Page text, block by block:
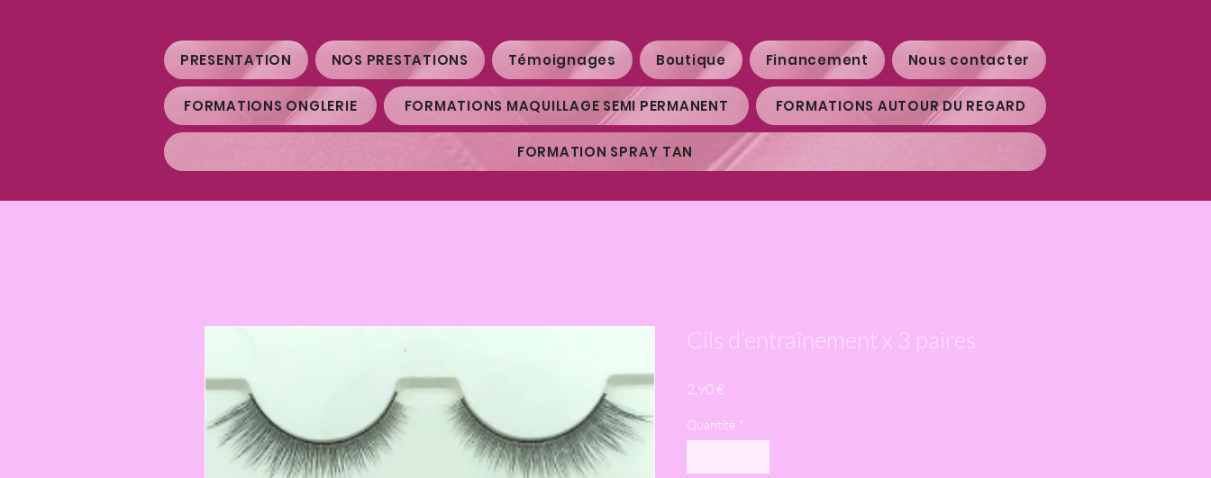
PRESENTATION NOS PRESTATIONS Témoignages Boutique Financement Nous contacter
FORMATIONS ONGLERIE FORMATIONS MAQUILLAGE SEMI PERMANENT FORMATIONS AUTOUR DU REGARD
FORMATION SPRAY TAN
Cils d’entraînement x 3 paires
2,90 €Prix
Quantité *